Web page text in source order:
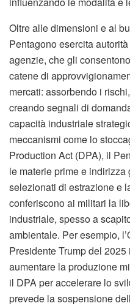
Oltre alle dimensioni e al
Pentagono esercita
agenzie, che gli
catene di
mercati: assorbendo i
creando segnali di
capacità industriale
meccanismi come lo
Production Act (DPA), il
le materie prime e
selezionati di estrazione e
conferiscono ai militari la
industriale, spesso a
ambientale. Per esempio,
Presidente Trump del
aumentare la produzione
il DPA per accelerare lo
prevede la sospensione